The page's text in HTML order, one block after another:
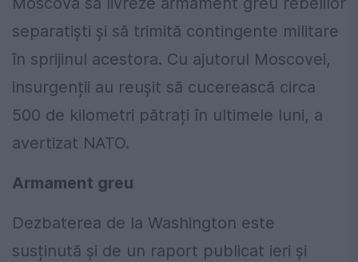
separatiști și să trimită contingente militare
în sprijinul acestora. Cu ajutorul Moscovei,
insurgenții au reușit să cucerească circa
500 de kilometri pătrați în ultimele luni, a
avertizat NATO.
Armament greu
Dezbaterea de la Washington este
susținută și de un raport publicat ieri și